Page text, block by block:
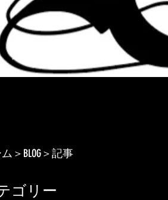
＞BLOG＞記事
ゴリー